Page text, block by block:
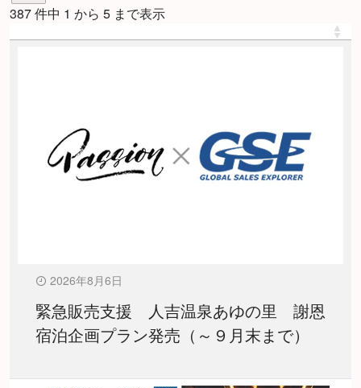
387 件中 1 から 5 まで表示
2026年8月6日
緊急販売支援 人吉温泉あゆの里 謝恩
宿泊企画プラン発売（～９月末まで）